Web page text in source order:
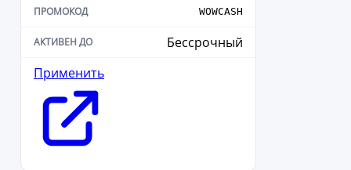
WOWCASH
Бессрочный
Применить